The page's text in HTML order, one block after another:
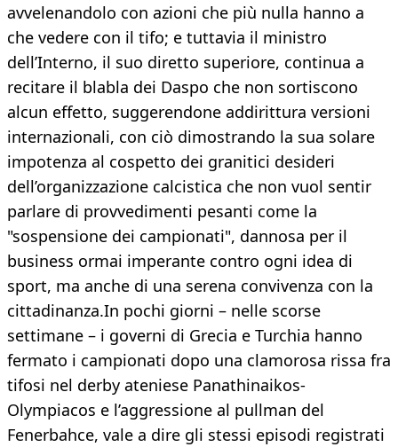
avvelenandolo con azioni che più nulla hanno a
che vedere con il tifo; e tuttavia il ministro
dell’Interno, il suo diretto superiore, continua a
recitare il blabla dei Daspo che non sortiscono
alcun effetto, suggerendone addirittura versioni
internazionali, con ciò dimostrando la sua solare
impotenza al cospetto dei granitici desideri
dell’organizzazione calcistica che non vuol sentir
parlare di provvedimenti pesanti come la
"sospensione dei campionati", dannosa per il
business ormai imperante contro ogni idea di
sport, ma anche di una serena convivenza con la
cittadinanza.In pochi giorni – nelle scorse
settimane – i governi di Grecia e Turchia hanno
fermato i campionati dopo una clamorosa rissa fra
tifosi nel derby ateniese Panathinaikos-
Olympiacos e l’aggressione al pullman del
Fenerbahce, vale a dire gli stessi episodi registrati